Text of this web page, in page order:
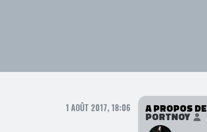
1 AOÛT 2017, 18:06 A PROPOS DE
PORTNOY